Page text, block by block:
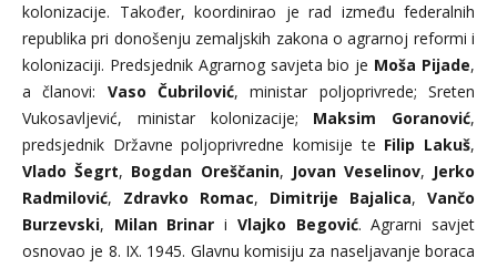
kolonizacije. Također, koordinirao je rad između federalnih
republika pri donošenju zemaljskih zakona o agrarnoj reformi i
kolonizaciji. Predsjednik Agrarnog savjeta bio je Moša Pijade,
a članovi: Vaso Čubrilović, ministar poljoprivrede; Sreten
Vukosavljević, ministar kolonizacije; Maksim Goranović,
predsjednik Državne poljoprivredne komisije te Filip Lakuš,
Vlado Šegrt, Bogdan Oreščanin, Jovan Veselinov, Jerko
Radmilović, Zdravko Romac, Dimitrije Bajalica, Vančo
Burzevski, Milan Brinar i Vlajko Begović. Agrarni savjet
osnovao je 8. IX. 1945. Glavnu komisiju za naseljavanje boraca